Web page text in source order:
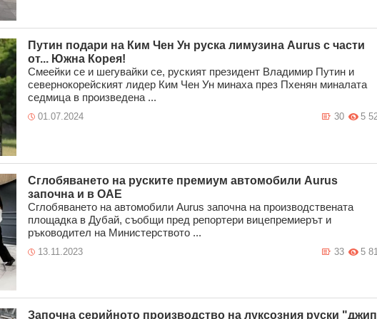
Путин подари на Ким Чен Ун руска лимузина Aurus с части
от... Южна Корея!
Смеейки се и шегувайки се, руският президент Владимир Путин и
севернокорейският лидер Ким Чен Ун минаха през Пхенян миналата
седмица в произведена ...
01.07.2024 5
30
Сглобяването на руските премиум автомобили Aurus
започна и в ОАЕ
Сглобяването на автомобили Aurus започна на производствената
площадка в Дубай, съобщи пред репортери вицепремиерът и
ръководител на Министерството ...
13.11.2023 5
33
Започна серийното производство на луксозния руски